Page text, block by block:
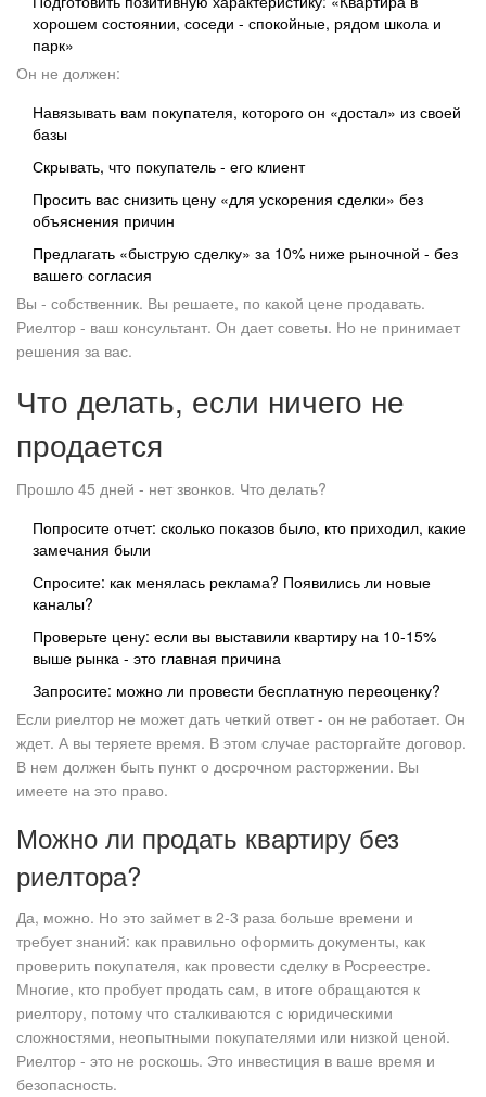
хорошем состоянии, соседи - спокойные, рядом школа и
парк»
Он не должен:
Навязывать вам покупателя, которого он «достал» из своей
базы
Скрывать, что покупатель - его клиент
Просить вас снизить цену «для ускорения сделки» без
объяснения причин
Предлагать «быструю сделку» за 10% ниже рыночной - без
вашего согласия
Вы - собственник. Вы решаете, по какой цене продавать.
Риелтор - ваш консультант. Он дает советы. Но не принимает
решения за вас.
Что делать, если ничего не
продается
Прошло 45 дней - нет звонков. Что делать?
Попросите отчет: сколько показов было, кто приходил, какие
замечания были
Спросите: как менялась реклама? Появились ли новые
каналы?
Проверьте цену: если вы выставили квартиру на 10-15%
выше рынка - это главная причина
Запросите: можно ли провести бесплатную переоценку?
Если риелтор не может дать четкий ответ - он не работает. Он
ждет. А вы теряете время. В этом случае расторгайте договор.
В нем должен быть пункт о досрочном расторжении. Вы
имеете на это право.
Можно ли продать квартиру без
риелтора?
Да, можно. Но это займет в 2-3 раза больше времени и
требует знаний: как правильно оформить документы, как
проверить покупателя, как провести сделку в Росреестре.
Многие, кто пробует продать сам, в итоге обращаются к
риелтору, потому что сталкиваются с юридическими
сложностями, неопытными покупателями или низкой ценой.
Риелтор - это не роскошь. Это инвестиция в ваше время и
безопасность.